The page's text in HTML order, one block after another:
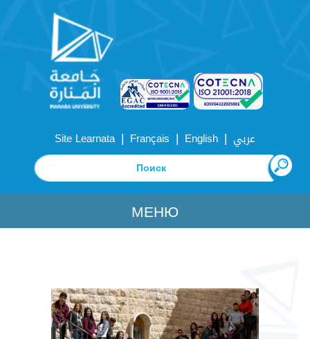
Site Learnata | Français | English | عربي
МЕНЮ